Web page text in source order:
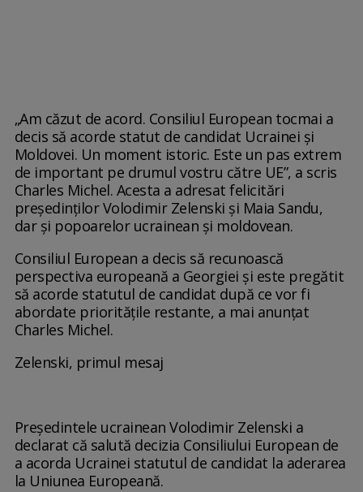
„Am căzut de acord. Consiliul European tocmai a
decis să acorde statut de candidat Ucrainei și
Moldovei. Un moment istoric. Este un pas extrem
de important pe drumul vostru către UE”, a scris
Charles Michel. Acesta a adresat felicitări
președinților Volodimir Zelenski și Maia Sandu,
dar și popoarelor ucrainean și moldovean.
Consiliul European a decis să recunoască
perspectiva europeană a Georgiei și este pregătit
să acorde statutul de candidat după ce vor fi
abordate prioritățile restante, a mai anunțat
Charles Michel.
Zelenski, primul mesaj
Președintele ucrainean Volodimir Zelenski a
declarat că salută decizia Consiliului European de
a acorda Ucrainei statutul de candidat la aderarea
la Uniunea Europeană.